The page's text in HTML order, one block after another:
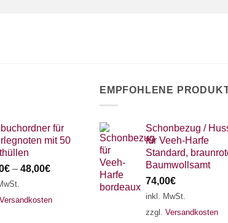
für
mit 50
€ – 48,00€
Versandkosten
EMPFOHLENE
Schonbezug /
für Veeh-Harfe
Standard,
Baumwollsamt
74,00€
inkl. MwSt.
zzgl. Versandkosten